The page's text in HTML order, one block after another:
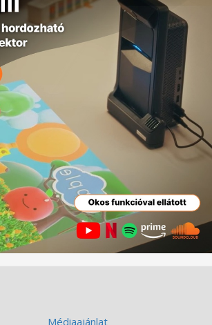
Médiaajánlat